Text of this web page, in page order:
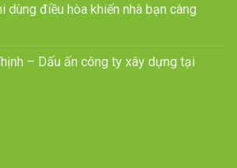
dùng điều hòa khiến nhà bạn càng
– Dấu ấn công ty xây dựng tại